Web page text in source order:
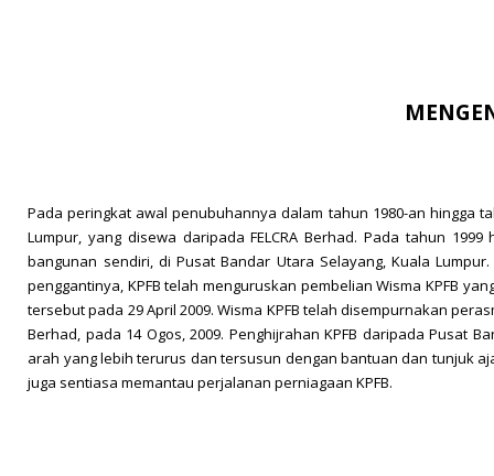
Pada peringkat awal penubuhannya dalam tahun 1980-an hingga
Lumpur, yang disewa daripada FELCRA Berhad. Pada tahun
bangunan sendiri, di Pusat Bandar Utara Selayang, Kuala
penggantinya, KPFB telah menguruskan pembelian Wisma KPFB
tersebut pada 29 April 2009. Wisma KPFB telah disempurnakan
Berhad, pada 14 Ogos, 2009. Penghijrahan KPFB daripada Pusat
arah yang lebih terurus dan tersusun dengan bantuan dan tunjuk
juga sentiasa memantau perjalanan perniagaan KPFB.